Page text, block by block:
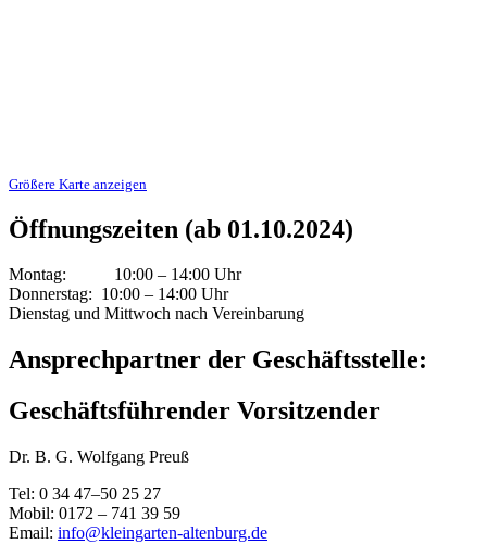
Größere Karte anzeigen
Öffnungszeiten (ab 01.10.2024)
Montag: 10:00 – 14:00 Uhr
Donnerstag: 10:00 – 14:00 Uhr
Dienstag und Mittwoch nach Vereinbarung
Ansprechpartner der Geschäftsstelle:
Geschäftsführender Vorsitzender
Dr. B. G. Wolfgang Preuß
Tel: 0 34 47–50 25 27
Mobil: 0172 – 741 39 59
Email: info@kleingarten-altenburg.de